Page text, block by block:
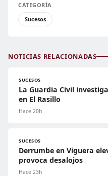
CATEGORÍA
Sucesos
NOTICIAS RELACIONADAS
SUCESOS
La Guardia Civil
en El Rasillo
Hace 20h
SUCESOS
Derrumbe en Viguera
provoca desalojos
Hace 23h